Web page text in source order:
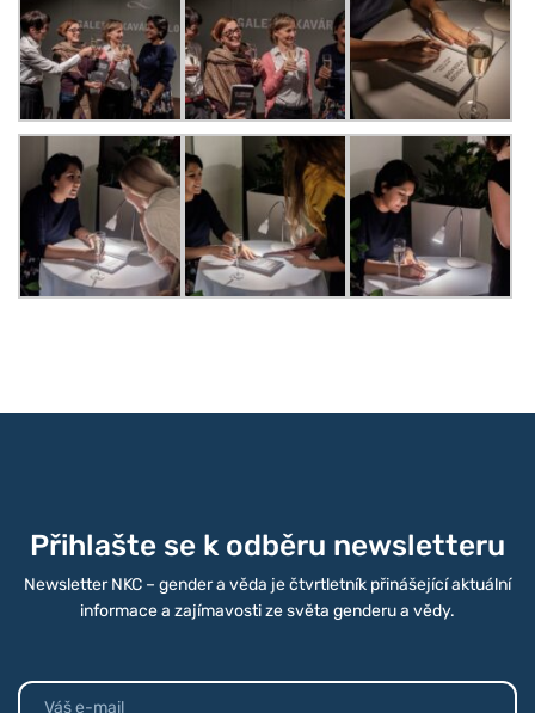
Přihlašte se k odběru newsletteru
Newsletter NKC – gender a věda je čtvrtletník přinášející aktuální
informace a zajímavosti ze světa genderu a vědy.